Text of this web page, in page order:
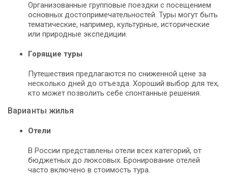
Организованные групповые поездки с посещением
основных достопримечательностей. Туры могут быть
тематические, например, культурные, исторические
или природные экспедиции.
Горящие туры
Путешествия предлагаются по сниженной цене за
несколько дней до отъезда. Хороший выбор для тех,
кто может позволить себе спонтанные решения.
Варианты жилья
Отели
В России представлены отели всех категорий, от
бюджетных до люксовых. Бронирование отелей
часто включено в стоимость тура.